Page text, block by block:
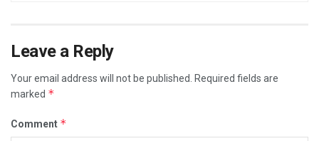
Leave a Reply
Your email address will not be published.
Required fields are
marked *
Comment *